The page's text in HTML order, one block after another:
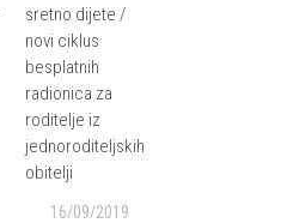
sretno dijete /
novi ciklus
besplatnih
radionica za
roditelje iz
jednoroditeljskih
obitelji
16/09/2019